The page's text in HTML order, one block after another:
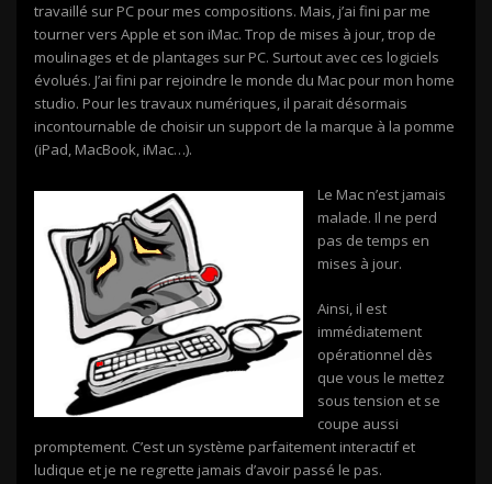
travaillé sur PC pour mes compositions. Mais, j’ai fini par me
tourner vers Apple et son iMac. Trop de mises à jour, trop de
moulinages et de plantages sur PC. Surtout avec ces logiciels
évolués. J’ai fini par rejoindre le monde du Mac pour mon home
studio. Pour les travaux numériques, il parait désormais
incontournable de choisir un support de la marque à la pomme
(iPad, MacBook, iMac…).
Le Mac n’est jamais
malade. Il ne perd
pas de temps en
mises à jour.
Ainsi, il est
immédiatement
opérationnel dès
que vous le mettez
sous tension et se
coupe aussi
promptement. C’est un système parfaitement interactif et
ludique et je ne regrette jamais d’avoir passé le pas.